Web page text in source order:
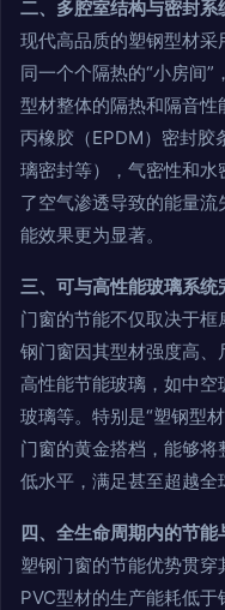
二、多腔室结构与密封系
现代高品质的塑钢型材
同一个个隔热的“小房间
型材整体的隔热和隔音
丙橡胶（EPDM）密封胶
璃密封等），气密性和
了空气渗透导致的能量
能效果更为显著。
三、可与高性能玻璃系统
门窗的节能不仅取决于
钢门窗因其型材强度高
高性能节能玻璃，如中
玻璃等。特别是“塑钢型
门窗的黄金搭档，能够
低水平，满足甚至超越全
四、全生命周期内的节能
塑钢门窗的节能优势贯穿
PVC型材的生产能耗低